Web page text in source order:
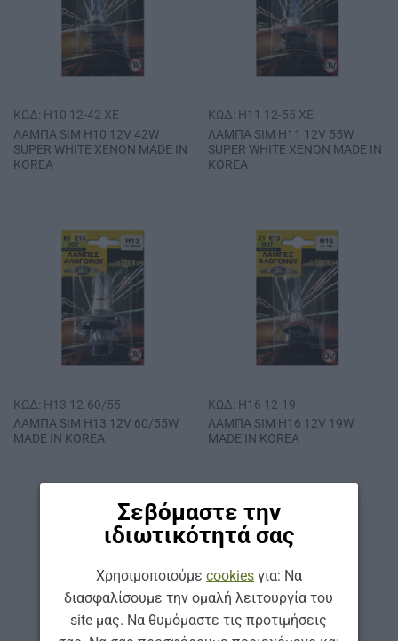
Σεβόμαστε την
ιδιωτικότητά σας
Χρησιμοποιούμε cookiesγια: Να
διασφαλίσουμε την ομαλή λειτουργία του
site μας. Να θυμόμαστε τις προτιμήσεις
ΚΩΔ: H10 12-42 XE
ΛΑΜΠΑ SΙΜ Η10 12V 42W
SUPER WHITE ΧΕΝΟΝ MADE IN
ΚΟRΕΑ
ΚΩΔ: H11 12-55 XE
ΛΑΜΠΑ SΙΜ Η11 12V 55W
SUPER WHITE ΧΕΝΟΝ MADE IN
ΚΟRΕΑ
ΚΩΔ: H13 12-60/55
ΛΑΜΠΑ SΙΜ Η13 12V 60/55W
MADE IN ΚΟRΕΑ
ΚΩΔ: H16 12-19
ΛΑΜΠΑ SΙΜ Η16 12V 19W
MADE IN ΚΟRΕΑ